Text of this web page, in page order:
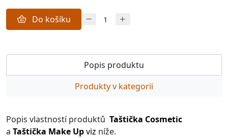
Do košíku
Popis produktu
Produkty v kategorii
Popis vlastností produktů Taštička Cosmetic
a Taštička Make Upviz níže.